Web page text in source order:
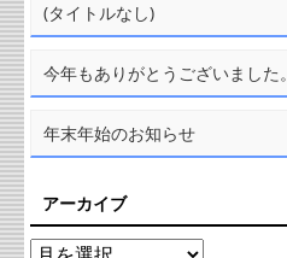
(タイトルなし)
今年もありがとうございました。
年末年始のお知らせ
アーカイブ